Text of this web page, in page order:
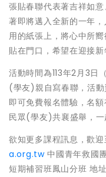
張貼春聯代表著吉祥如
著即將邁入全新的一年
用的紙張上，將心中所
貼在門口，希望在迎接
活動時間為113年2月3日
(學友)親自寫春聯，活動
即可免費報名體驗，名
民眾(學友)共襄盛舉，一
欲知更多課程訊息，歡
a.org.tw中國青年救國
短期補習班鳳山分班 地